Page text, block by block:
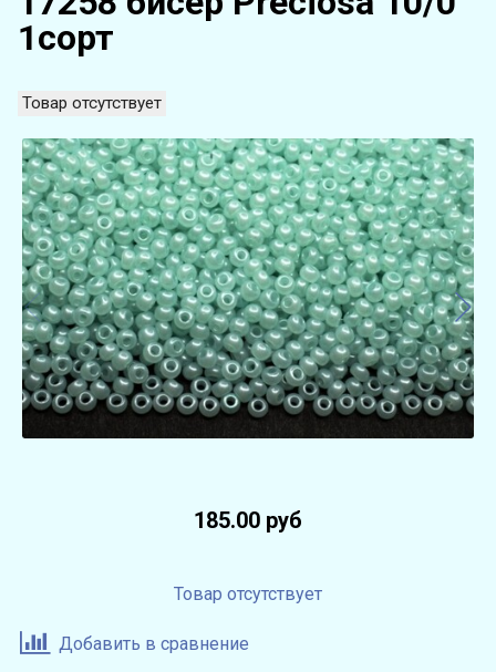
1сорт
Товар отсутствует
185.00 руб
Товар отсутствует
Добавить в сравнение